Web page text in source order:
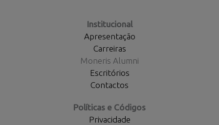
Institucional
Apresentação
Carreiras
Moneris Alumni
Escritórios
Contactos
Políticas e Códigos
Privacidade